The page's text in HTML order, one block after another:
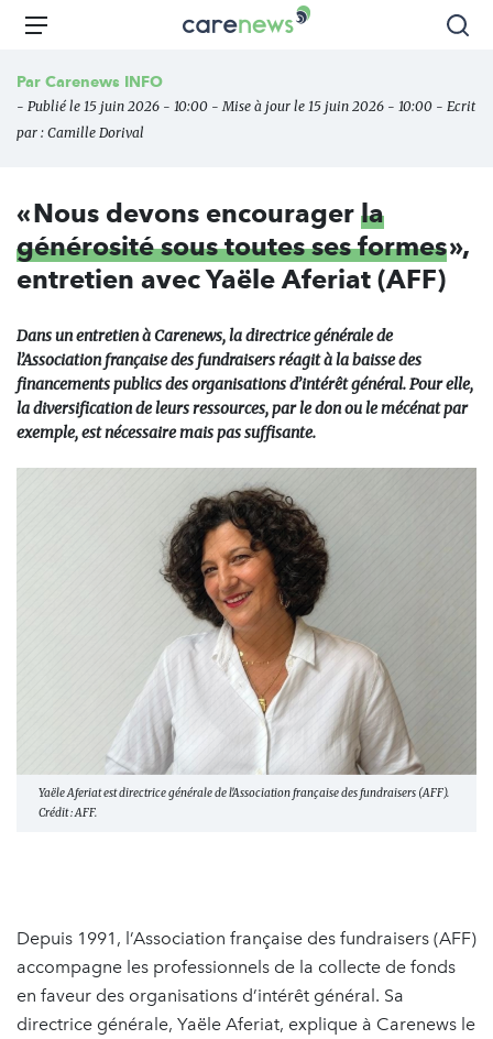
Aller
principal
Carenews,
des
Menu
Par Carenews INFO
- Publié le 15 juin 2026 - 10:00 - Mise à jour le 15 juin 2026 - 10:00 - Ecrit
par : Camille Dorival
« Nous devons encourager la
générosité sous toutes ses formes»,
entretien avec Yaële Aferiat (AFF)
Dans un entretien à Carenews, la directrice générale de
l’Association française des fundraisers réagit à la baisse des
financements publics des organisations d’intérêt général. Pour elle,
la diversification de leurs ressources, par le don ou le mécénat par
exemple, est nécessaire mais pas suffisante.
Yaële Aferiat est directrice générale de l'Association française des fundraisers (AFF).
Crédit : AFF.
Depuis 1991, l’Association française des fundraisers (AFF)
accompagne les professionnels de la collecte de fonds
en faveur des organisations d’intérêt général. Sa
directrice générale, Yaële Aferiat, explique à Carenews le